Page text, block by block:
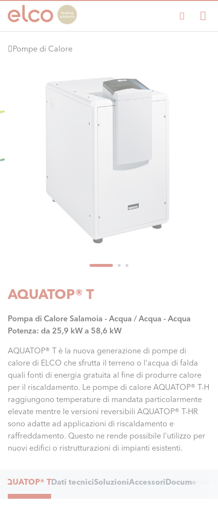
Pompe di Calore
AQUATOP® T
Pompa di Calore Salamoia - Acqua / Acqua - Acqua
Potenza: da 25,9 kW a 58,6 kW
AQUATOP® T è la nuova generazione di pompe di
calore di ELCO che sfrutta il terreno o l'acqua di falda
quali fonti di energia gratuita al fine di produrre calore
per il riscaldamento. Le pompe di calore AQUATOP® T-H
raggiungono temperature di mandata particolarmente
elevate mentre le versioni reversibili AQUATOP® T-HR
sono adatte ad applicazioni di riscaldamento e
raffreddamento. Questo ne rende possibile l'utilizzo per
nuovi edifici o ristrutturazioni di impianti esistenti.
Navigation
AQUATOP® TDati tecniciSoluzioniAccessori